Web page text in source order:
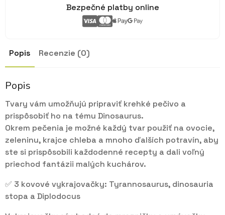
Bezpečné platby online
Popis Recenzie (0)
Popis
Tvary vám umožňujú pripraviť krehké pečivo a
prispôsobiť ho na tému Dinosaurus.
Okrem pečenia je možné každý tvar použiť na ovocie,
zeleninu, krajce chleba a mnoho ďalších potravín, aby
ste si prispôsobili každodenné recepty a dali voľný
priechod fantázii malých kuchárov.
✅ 3 kovové vykrajovačky: Tyrannosaurus, dinosauria
stopa a Diplodocus